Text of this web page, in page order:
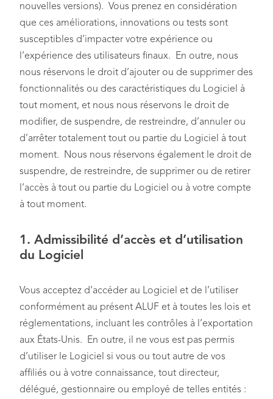
nouvelles versions). Vous prenez en considération
que ces améliorations, innovations ou tests sont
susceptibles d’impacter votre expérience ou
l’expérience des utilisateurs finaux. En outre, nous
nous réservons le droit d’ajouter ou de supprimer des
fonctionnalités ou des caractéristiques du Logiciel à
tout moment, et nous nous réservons le droit de
modifier, de suspendre, de restreindre, d’annuler ou
d’arrêter totalement tout ou partie du Logiciel à tout
moment. Nous nous réservons également le droit de
suspendre, de restreindre, de supprimer ou de retirer
l’accès à tout ou partie du Logiciel ou à votre compte
à tout moment.
1. Admissibilité d’accès et d’utilisation
du Logiciel
Vous acceptez d’accéder au Logiciel et de l’utiliser
conformément au présent ALUF et à toutes les lois et
réglementations, incluant les contrôles à l’exportation
aux États-Unis. En outre, il ne vous est pas permis
d’utiliser le Logiciel si vous ou tout autre de vos
affiliés ou à votre connaissance, tout directeur,
délégué, gestionnaire ou employé de telles entités :